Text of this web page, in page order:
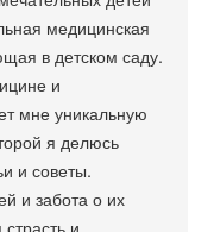
медицинская
в детском саду.
и
мне уникальную
я делюсь
и советы.
и забота о их